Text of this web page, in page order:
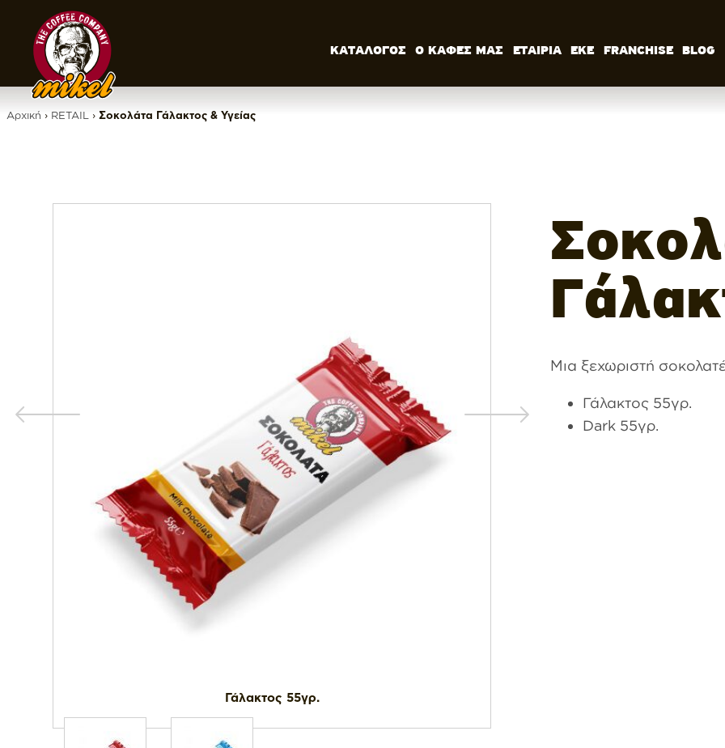
ΚΑΤΑΛΟΓΟΣ Ο ΚΑΦΕΣ ΜΑΣ ΕΤΑΙΡΙΑ ΕΚΕ FRANCHISE BLOG
Αρχική › RETAIL › Σοκολάτα Γάλακτος & Υγείας
Γάλακτος 55γρ.
Μια ξεχωριστή
Γάλακτος 55γρ.
Dark 55γρ.